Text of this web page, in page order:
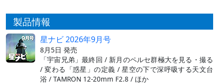
製品情報
星ナビ 2026年9月号
8月5日 発売
「宇宙兄弟」最終回 / 新月のペルセ群極大を見る・撮る
/ 変わる「惑星」の定義 / 星空の下で深呼吸する天文台
浴 / TAMRON 12-20mm F2.8 / ほか